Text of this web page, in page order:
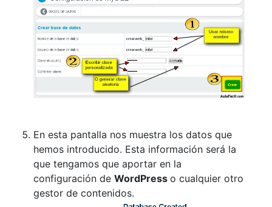
En esta pantalla nos muestra los datos que
hemos introducido. Esta información será la
que tengamos que aportar en la
configuración de WordPress o cualquier otro
gestor de contenidos.